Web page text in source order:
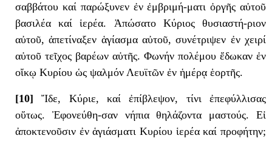
σαββάτου καί παρώξυνεν ἐν ἐμβριμή-ματι ὀργῆς αὐτοῦ
βασιλέα καί ἱερέα. Ἀπώσατο Κύριος θυσιαστή-ριον
αὐτοῦ, ἀπετίναξεν ἁγίασμα αὐτοῦ, συνέτριψεν ἐν χειρί
αὐτοῦ τεῖχος βαρέων αὐτῆς. Φωνήν πολέμου ἔδωκαν ἐν
οἴκῳ Κυρίου ὡς ψαλμόν Λευϊτῶν ἐν ἡμέρᾳ ἑορτῆς.
[10]Ἴδε, Κύριε, καί ἐπίβλεψον, τίνι ἐπεφύλλισας
οὕτως. Ἐφονεύθη-σαν νήπια θηλάζοντα μαστούς. Εἰ
ἀποκτενοῦσιν ἐν ἁγιάσματι Κυρίου ἱερέα καί προφήτην;